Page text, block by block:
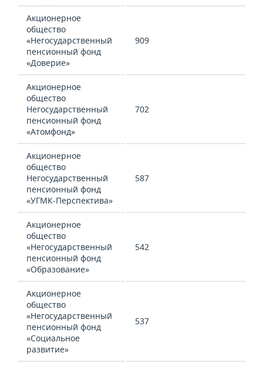
Акционерное
общество
«Негосударственный
пенсионный фонд
«Доверие»
909
Акционерное
общество
Негосударственный
пенсионный фонд
«Атомфонд»
702
Акционерное
общество
Негосударственный
пенсионный фонд
«УГМК-Перспектива»
587
Акционерное
общество
«Негосударственный
пенсионный фонд
«Образование»
542
Акционерное
общество
«Негосударственный
пенсионный фонд
«Социальное
развитие»
537